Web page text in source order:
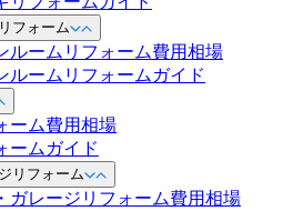
フォーム
ルームリフォーム費用相場
ルームリフォームガイド
ーム費用相場
ームガイド
リフォーム
ガレージリフォーム費用相場